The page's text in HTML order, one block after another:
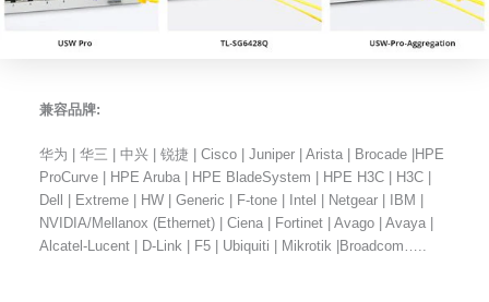
兼容品牌:
华为 | 华三 | 中兴 | 锐捷 | Cisco | Juniper | Arista | Brocade |HPE
ProCurve | HPE Aruba | HPE BladeSystem | HPE H3C | H3C |
Dell | Extreme | HW | Generic | F-tone | Intel | Netgear | IBM |
NVIDIA/Mellanox (Ethernet) | Ciena | Fortinet | Avago | Avaya |
Alcatel-Lucent | D-Link | F5 | Ubiquiti | Mikrotik |Broadcom…..